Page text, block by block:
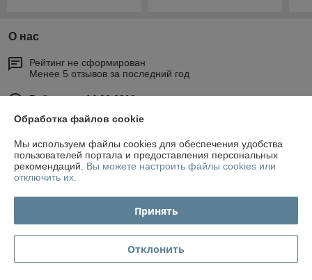
О нас
Рейтинг не сформирован
Менее 5 отзывов за последний год
Работает с 14.06.2012
г. Минск
Левкова, 41, Минск, Беларусь
Контакты
Сегодня выходнойПоказать весь график работы
Обработка файлов cookie
Мы используем файлы cookies для обеспечения удобства
пользователей портала и предоставления персональных
рекомендаций. Вы можете настроить файлы cookies или
отключить их.
Принять
Отклонить